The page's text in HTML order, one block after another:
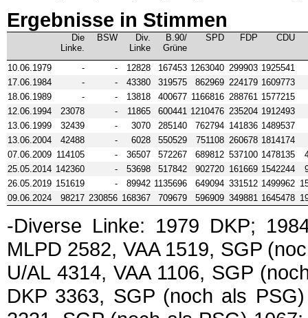
Ergebnisse in Stimmen
Die
Linke.
BSW
Div.
Linke
B.90/
Grüne
SPD FDP CDU
10.06.1979 - - 12828 167453 1263040 299903 1925541
17.06.1984
- - 43380 319575 862969 224179 1609773
18.06.1989
- - 13818 400677 1166816 288761 1577215
12.06.1994
23078 - 11865 600441 1210476 235204 1912493
13.06.1999
32439 - 3070 285140 762794 141836 1489537
13.06.2004
42488 - 6028 550529 751108 260678 1814174
07.06.2009 114105 - 36507 572267 689812 537100 1478135
25.05.2014 142360 - 53698 517842 902720 161669 1542244
26.05.2019 151619 - 89942 1135696 649094 331512 1499962
09.06.2024
98217 230856 168367 709679 596909 349881 1645478
-Diverse Linke: 1979 DKP;
MLPD 2582, VAA 1519, SGP
U/AL 4314, VAA 1106, SGP
DKP 3363, SGP (noch als